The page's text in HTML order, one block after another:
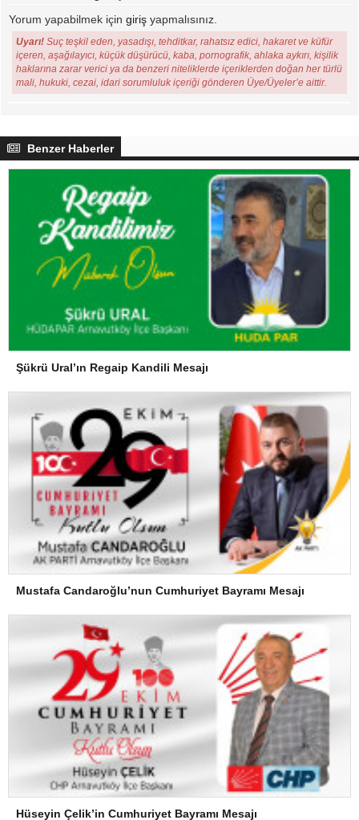
Yorum yapabilmek için giriş yapmalısınız.
Uyarı! Suç teşkil eden, yasadışı, tehditkar, rahatsız edici, hakaret ve küfür
içeren, aşağılayıcı, küçük düşürücü, kaba, pornografik, ahlaka aykırı, kişilik
haklarına zarar verici ya da benzeri niteliklerde içeriklerden doğan her türlü
mali, hukuki, cezai, idari sorumluluk içeriği gönderen Üye/Üyeler’e aittir.
Benzer Haberler
Şükrü Ural’ın Regaip Kandili Mesajı
Mustafa Candaroğlu’nun Cumhuriyet Bayramı Mesajı
Hüseyin Çelik’in Cumhuriyet Bayramı Mesajı